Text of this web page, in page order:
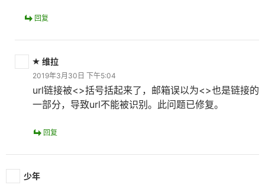
回复
维拉
2019年3月30日 下午5:04
url链接被<>括号括起来了，邮箱误以为<>也是链接的
一部分，导致url不能被识别。此问题已修复。
回复
少年